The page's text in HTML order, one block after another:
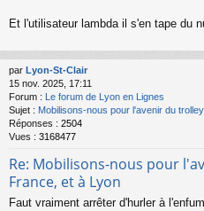
Et l'utilisateur lambda il s'en tape du
par Lyon-St-Clair
15 nov. 2025, 17:11
Forum :
Le forum de Lyon en Lignes
Sujet : Mobilisons-nous pour l'avenir du
Réponses : 2504
Vues : 3168477
Re: Mobilisons-nous pour
France, et à Lyon
Faut vraiment arrêter d'hurler à